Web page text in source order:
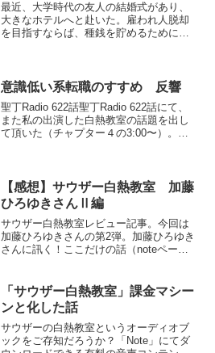
最近、大学時代の友人の結婚式があり、
大きなホテルへと赴いた。雇われ人脱却
を目指すならば、種銭を貯めるためにこ
ずかに遅くなるのだが、そ...
意識低い系転職のすすめ 反響
聖丁Radio 622話聖丁Radio 622話にて、
また私の出演した白熱教室の話題を出し
て頂いた（チャプター４の3:00〜）。内
に...
【感想】サウザー白熱教室 加藤
ひろゆきさんⅡ編
サウザー白熱教室レビュー記事。今回は
加藤ひろゆきさんの第2弾。加藤ひろゆき
さんに訊く！ここだけの話（noteページ
白熱教室へのご登場は2作目となる。本作
は大きく4つのテ...
「サウザー白熱教室」課金マシー
ンと化した話
サウザーの白熱教室というオーディオブ
ックをご存知だろうか？「Note」にてダ